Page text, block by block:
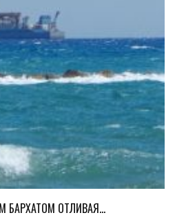
БАРХАТОМ ОТЛИВАЯ…